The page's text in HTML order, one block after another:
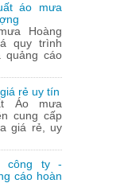
áo mưa
Hoàng
quy trình
quảng cáo
rẻ uy tín
Áo mưa
cung cấp
giá rẻ, uy
công ty -
cáo hoàn